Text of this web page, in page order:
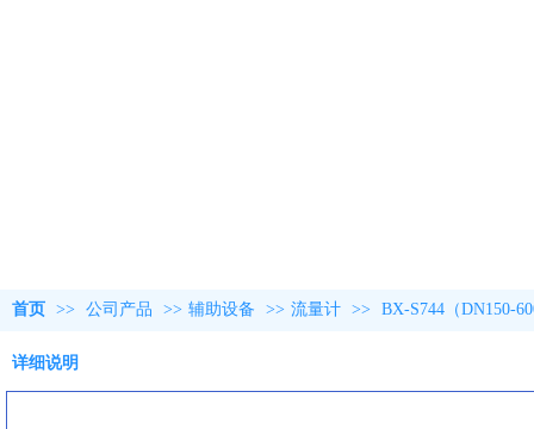
首页 >> 公司产品 >> 辅助设备 >> 流量计 >> BX-S744（DN150-
详细说明